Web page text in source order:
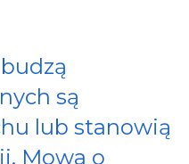
są
lub stanowią
Mowa o